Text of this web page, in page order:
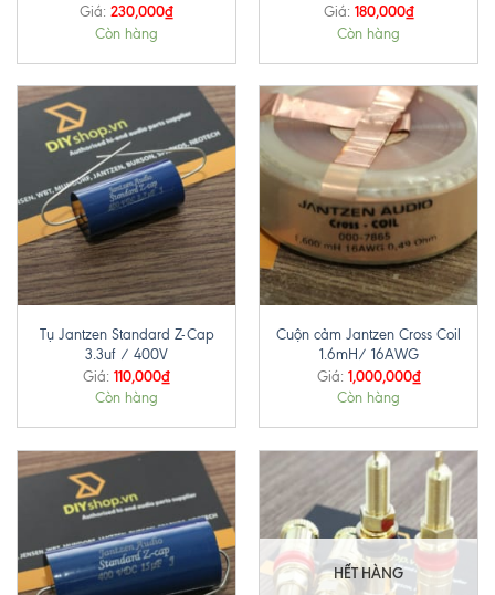
Giá: 230,000₫
Còn hàng
Giá: 180,000₫
Còn hàng
Tụ Jantzen Standard Z-Cap
3.3uf / 400V
Giá: 110,000₫
Còn hàng
Cuộn cảm Jantzen Cross Coil
1.6mH/ 16AWG
Giá: 1,000,000₫
Còn hàng
HẾT HÀNG